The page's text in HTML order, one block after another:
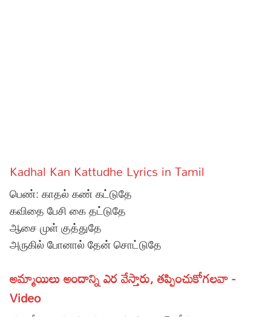
Movie Reviews
Food
Articles
Facts
Devotional
Christianity
Hinduism
Hindi
Lyrics in Hindi – Devotional Songs
Tamil
Kadhal Kan Kattudhe Lyrics in Tamil
பெண்: காதல் கண் கட்டுதே
கவிதை பேசி கை தட்டுதே
ஆசை முள் குத்துதே
அருகில் போனால் தேன் சொட்டுதே
అమ్మాయిలు అందాన్ని ఎర వేస్తారు, తప్పించుకోగలవా -
Video